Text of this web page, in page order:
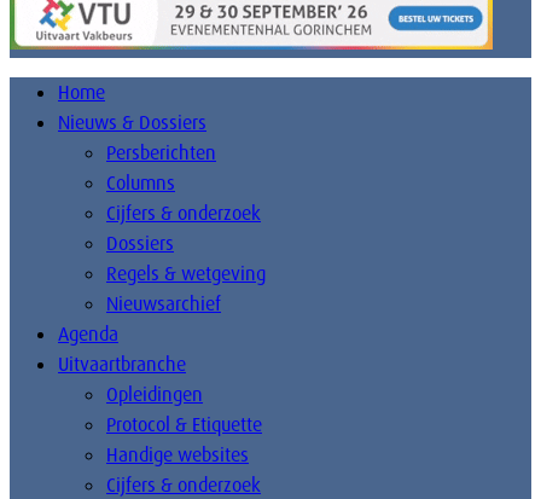
Home
Nieuws & Dossiers
Persberichten
Columns
Cijfers & onderzoek
Dossiers
Regels & wetgeving
Nieuwsarchief
Agenda
Uitvaartbranche
Opleidingen
Protocol & Etiquette
Handige websites
Cijfers & onderzoek